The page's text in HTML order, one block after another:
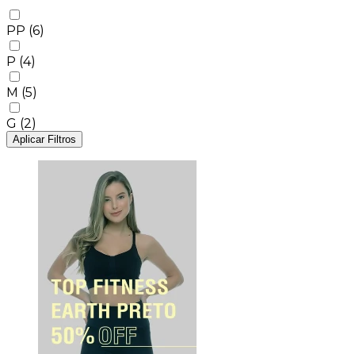
PP (6)
P (4)
M (5)
G (2)
Aplicar Filtros